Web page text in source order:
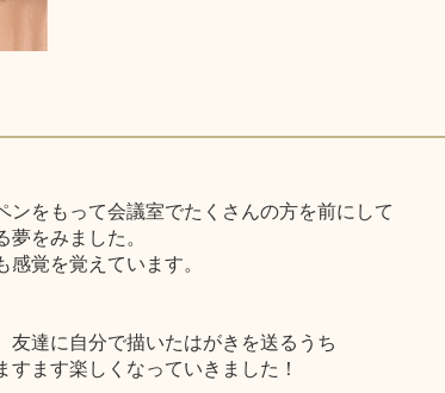
ンをもって会議室でたくさんの方を前にして
をみました。
覚を覚えています。
友達に自分で描いたはがきを送るうち
ます楽しくなっていきました！